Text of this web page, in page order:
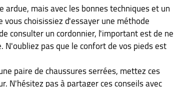
mais avec les bonnes techniques et un
choisissiez d'essayer une méthode
consulter un cordonnier, l'important est de ne
pas que le confort de vos pieds est
paire de chaussures serrées, mettez ces
N'hésitez pas à partager ces conseils avec